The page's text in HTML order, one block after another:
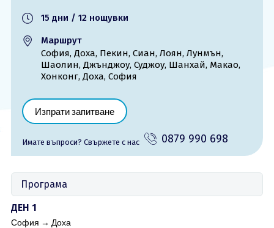
поверителност
0879 990 698 Запитване
15 дни / 12 нощувки
Маршрут
София, Доха, Пекин, Сиан, Лоян, Лунмън,
Шаолин, Джънджоу, Суджоу, Шанхай, Макао,
Хонконг, Доха, София
Изпрати запитване
Имате въпроси? Cвържете с нас 0879 990 698
Програма
ДЕН 1
София → Доха